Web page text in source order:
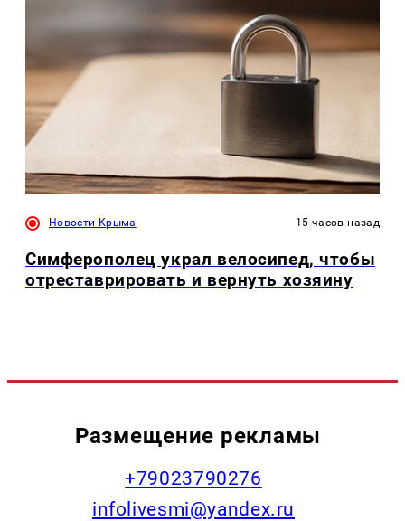
Новости Крыма 15 часов назад
Симферополец украл велосипед, чтобы
отреставрировать и вернуть хозяину
Размещение рекламы
+79023790276
infolivesmi@yandex.ru